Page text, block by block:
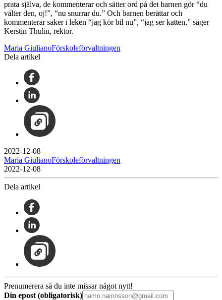
prata själva, de kommenterar och sätter ord på det barnen gör “du
välter den, oj!”, “nu snurrar du.” Och barnen berättar och
kommenterar saker i leken “jag kör bil nu”, “jag ser katten,” säger
Kerstin Thulin, rektor.
Maria GiulianoFörskoleförvaltningen
Dela artikel
2022-12-08
Maria GiulianoFörskoleförvaltningen
2022-12-08
Dela artikel
Prenumerera så du inte missar något nytt!
Din epost (obligatorisk)